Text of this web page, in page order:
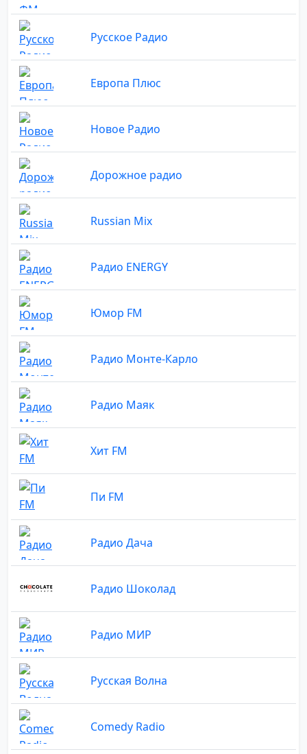
Русское Радио
Европа Плюс
Новое Радио
Дорожное радио
Russian Mix
Радио ENERGY
Юмор FM
Радио Монте-Карло
Радио Маяк
Хит FM
Пи FM
Радио Дача
Радио Шоколад
Радио МИР
Русская Волна
Comedy Radio